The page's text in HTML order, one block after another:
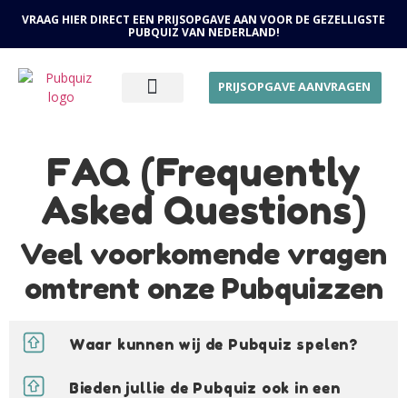
VRAAG HIER DIRECT EEN PRIJSOPGAVE AAN VOOR DE GEZELLIGSTE
PUBQUIZ VAN NEDERLAND!
PRIJSOPGAVE AANVRAGEN
FAQ (Frequently
Asked Questions)
Veel voorkomende vragen
omtrent onze Pubquizzen
Waar kunnen wij de Pubquiz spelen?
Bieden jullie de Pubquiz ook in een